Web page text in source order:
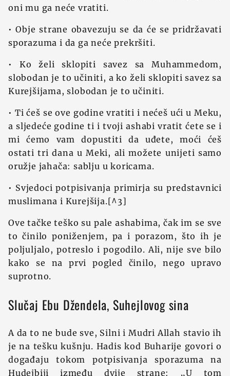
oni mu ga neće vratiti.
• Obje strane obavezuju se da će se pridržavati
sporazuma i da ga neće prekršiti.
• Ko želi sklopiti savez sa Muhammedom,
slobodan je to učiniti, a ko želi sklopiti savez sa
Kurejšijama, slobodan je to učiniti.
• Ti ćeš se ove godine vratiti i nećeš ući u Meku,
a sljedeće godine ti i tvoji ashabi vratit ćete se i
mi ćemo vam dopustiti da uđete, moći ćeš
ostati tri dana u Meki, ali možete unijeti samo
oružje jahača: sablju u koricama.
• Svjedoci potpisivanja primirja su predstavnici
muslimana i Kurejšija.[^3]
Ove tačke teško su pale ashabima, čak im se sve
to činilo poniženjem, pa i porazom, što ih je
poljuljalo, potreslo i pogodilo. Ali, nije sve bilo
kako se na prvi pogled činilo, nego upravo
suprotno.
Slučaj Ebu Džendela, Suhejlovog sina
A da to ne bude sve, Silni i Mudri Allah stavio ih
je na tešku kušnju. Hadis kod Buharije govori o
događaju tokom potpisivanja sporazuma na
Hudejbiji između dvije strane: „U tom